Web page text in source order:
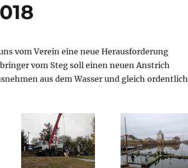
vom Verein eine neue Herausforderung
vom Steg soll einen neuen Anstrich
aus dem Wasser und gleich ordentlich